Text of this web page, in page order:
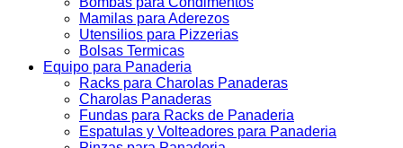
Mamilas para Aderezos
Utensilios para Pizzerias
Bolsas Termicas
Equipo para Panaderia
Racks para Charolas Panaderas
Charolas Panaderas
Fundas para Racks de Panaderia
Espatulas y Volteadores para Panaderia